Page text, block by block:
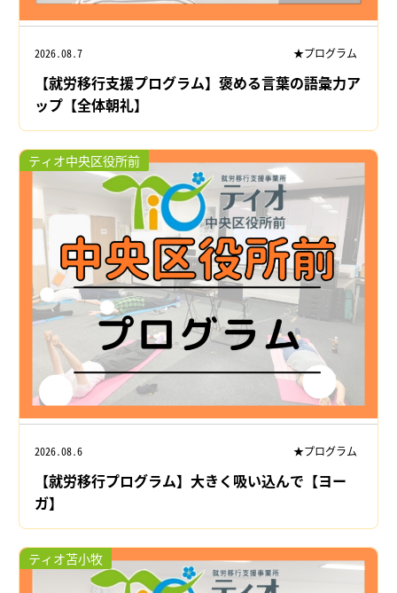
2026.08.7 ★プログラム
【就労移行支援プログラム】褒める言葉の語彙力ア
ップ【全体朝礼】
ティオ中央区役所前
2026.08.6 ★プログラム
【就労移行プログラム】大きく吸い込んで【ヨー
ガ】
ティオ苫小牧